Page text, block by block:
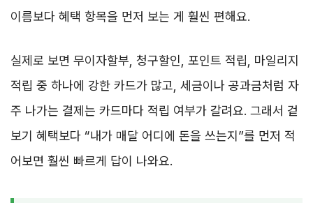
이름보다 혜택 항목을 먼저 보는 게 훨씬 편해요.
실제로 보면 무이자할부, 청구할인, 포인트 적립, 마일리지
적립 중 하나에 강한 카드가 많고, 세금이나 공과금처럼 자
주 나가는 결제는 카드마다 적립 여부가 갈려요. 그래서 겉
보기 혜택보다 “내가 매달 어디에 돈을 쓰는지”를 먼저 적
어보면 훨씬 빠르게 답이 나와요.